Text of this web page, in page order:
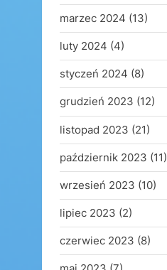
marzec 2024 (13)
luty 2024 (4)
styczeń 2024 (8)
grudzień 2023 (12)
listopad 2023 (21)
październik 2023 (11)
wrzesień 2023 (10)
lipiec 2023 (2)
czerwiec 2023 (8)